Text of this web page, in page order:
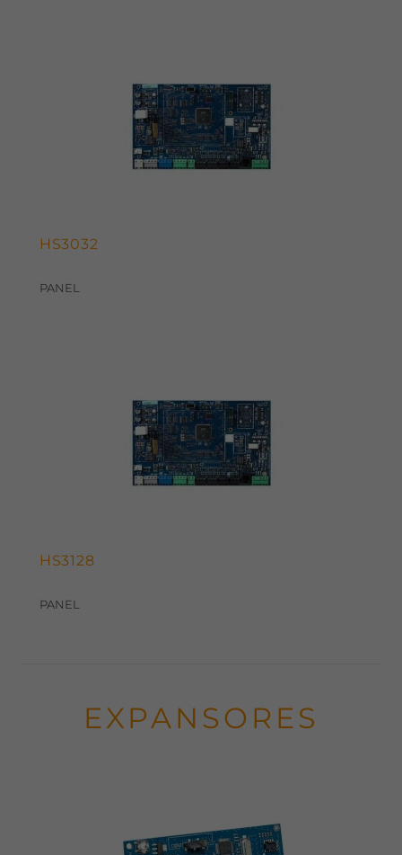
HS3032
PANEL
HS3128
PANEL
EXPANSORES